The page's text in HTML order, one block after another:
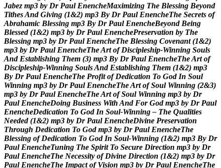
Jabez mp3 by Dr Paul EnencheMaximizing The Blessing Beyond
TithesAnd Giving (1&2) mp3 By Dr Paul EnencheThe Secrets of
Abrahamic Blessing mp3 By Dr Paul EnencheBeyond Being
Blessed (1&2) mp3 by Dr Paul EnenchePreservation by The
Blessing mp3 by Dr Paul EnencheThe Blessing Covenant (1&2)
mp3 by Dr Paul EnencheTheArt of Discipleship-Winning Souls
And Establishing Them (3) mp3 By Dr Paul EnencheTheArt of
Discipleship-Winning SoulsAnd Establishing Them (1&2) mp3
By Dr Paul EnencheThe Profit of Dedication To God In Soul
Winning mp3 by Dr Paul EnencheTheArt of Soul Winning (2&3)
mp3 by Dr Paul EnencheTheArt of Soul Winning mp3 by Dr
Paul EnencheDoing Business With And For God mp3 by Dr Paul
EnencheDedication To God In Soul-Winning – The Qualities
Needed (1&2) mp3 by Dr Paul EnencheDivine Preservation
Through Dedication To God mp3 by Dr Paul EnencheThe
Blessing of Dedication To God In Soul-Winning (1&2) mp3 By Dr
Paul EnencheTuning The Spirit To Secure Direction mp3 by Dr
Paul EnencheThe Necessity of Divine Direction (1&2) mp3 by Dr
Paul EnencheThe Impact of Vision mp3 by Dr Paul EnencheThe